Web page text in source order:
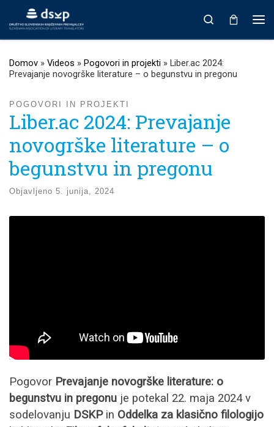
Prikaži vso vsebino
Search
Domov » Videos » Pogovori in projekti » Liber.ac 2024:
Prevajanje novogrške literature – o begunstvu in pregonu
POGOVORI IN PROJEKTI
Liber.ac 2024: Prevajanje
novogrške literature – o
begunstvu in pregonu
Objavljeno 5. junija, 2024
Pogovor Prevajanje novogrške literature: o
begunstvu in pregonu je potekal 22. maja 2024 v
sodelovanju DSKPin Oddelka za klasično filologijo